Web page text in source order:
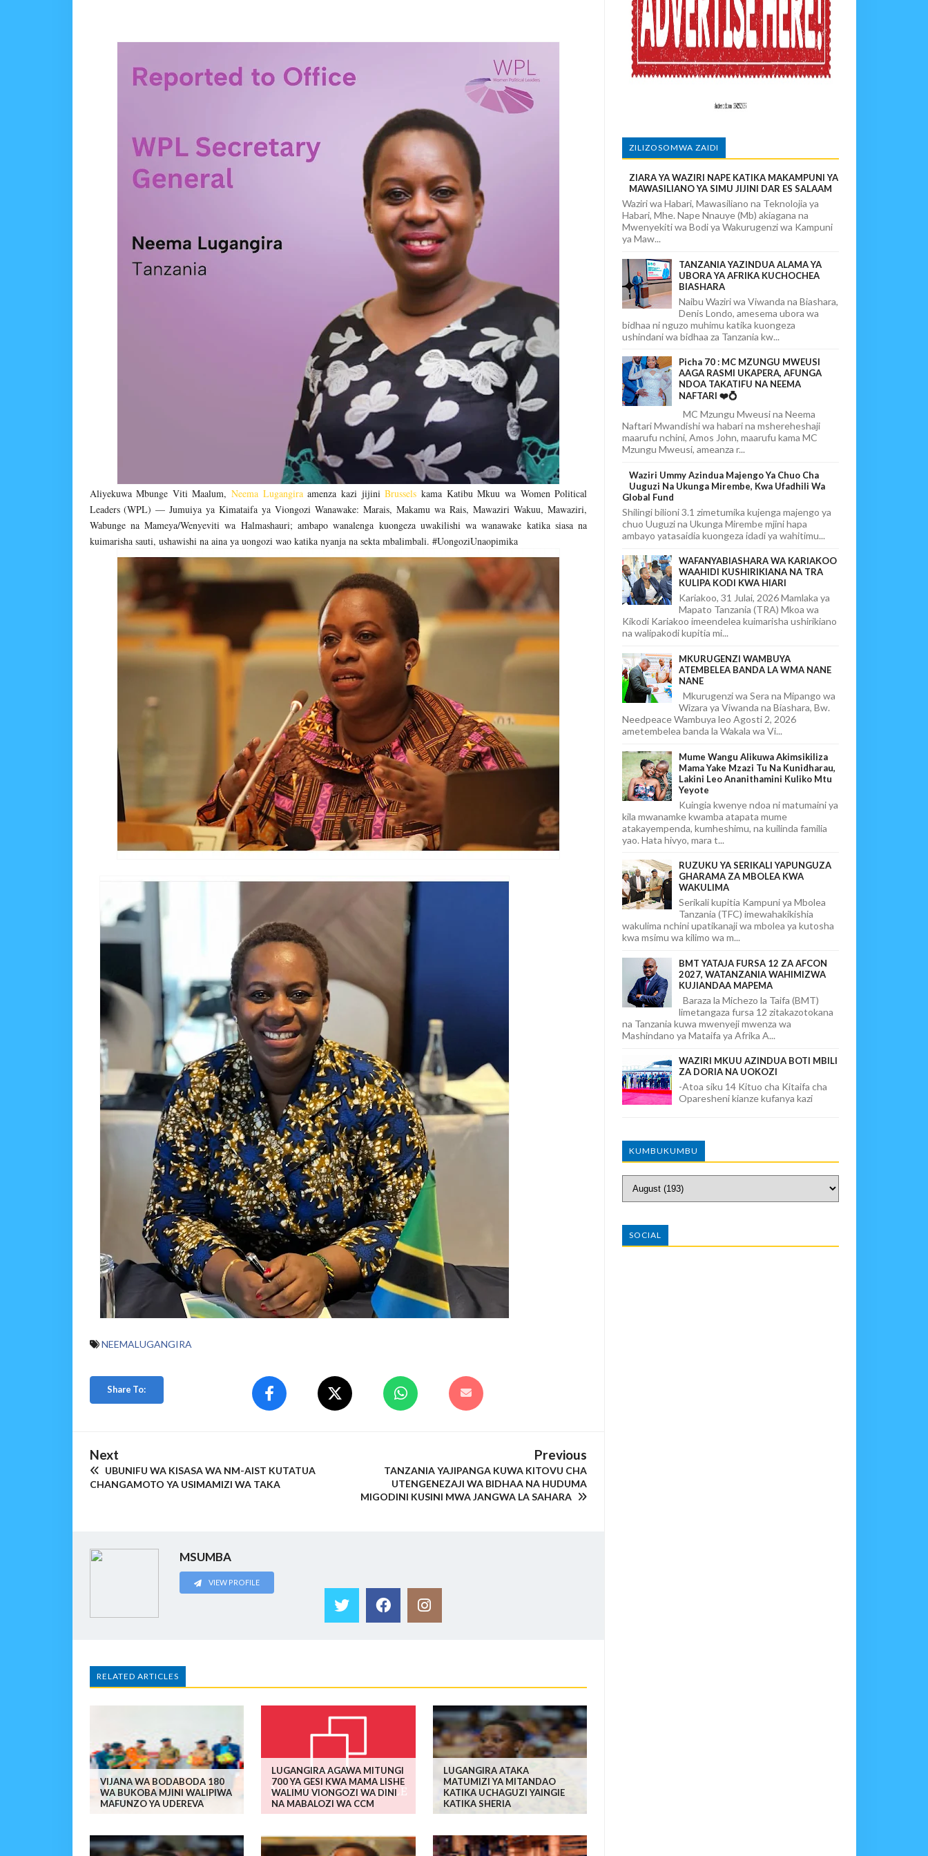
NAIBU WAZIRI MAHUNDI ASHIRIKI MAPOKEZI YA MWAKILISHI WA MWENYEKITI WA UWT TAIFA KATIKA ZIARA YA KIKAZI CHUNYA
WMA YAENDELEA KUTOA ELIMU YA VIPIMO SAHIHI NANENANE DODOMA
Nilitafuta Mtoto Kwa Zaidi Ya Miaka Saba Bila Mafanikio, Mpaka Tiba Ya Asili Iliponiwezesha Kushika Mimba Na Kufuta Machozi Yangu
NAIBU WAZIRI CHANDE ARIDHISHWA NA HUDUMA ZA TADB KWA WAKULIMA
Aug 06 2026
TBS YATOA ELIMU YA UBORA WA BIDHAA KATIKA MAONESHO NANENANE ARUSHA
Aliyekuwa Mbunge Viti Maalum,Neema Lugangiraamenza kazi jijiniBrussels kama Katibu Mkuu wa Women Political
Leaders (WPL) — Jumuiya ya Kimataifa ya Viongozi Wanawake: Marais, Makamu wa Rais, Mawaziri Wakuu, Mawaziri,
Wabunge na Mameya/Wenyeviti wa Halmashauri; ambapo wanalenga kuongeza uwakilishi wa wanawake katika siasa na
kuimarisha sauti, ushawishi na aina ya uongozi wao katika nyanja na sekta mbalimbali. #UongoziUnaopimika
NEEMALUGANGIRA
Share To:
Next
UBUNIFU WA KISASA WA NM-AIST KUTATUA
CHANGAMOTO YA USIMAMIZI WA TAKA
Previous
TANZANIA YAJIPANGA KUWA KITOVU CHA
UTENGENEZAJI WA BIDHAA NA HUDUMA
MIGODINI KUSINI MWA JANGWA LA SAHARA
MSUMBA
VIEW PROFILE
RELATED ARTICLES
VIJANA WA BODABODA 180
WA BUKOBA MJINI WALIPIWA
MAFUNZO YA UDEREVA
LUGANGIRA AGAWA MITUNGI
700 YA GESI KWA MAMA LISHE
WALIMU VIONGOZI WA DINI
NA MABALOZI WA CCM
LUGANGIRA ATAKA
MATUMIZI YA MITANDAO
KATIKA UCHAGUZI YAINGIE
KATIKA SHERIA
ZILIZOSOMWA ZAIDI
ZIARA YA WAZIRI NAPE KATIKA MAKAMPUNI YA
MAWASILIANO YA SIMU JIJINI DAR ES SALAAM
Waziri wa Habari, Mawasiliano na Teknolojia ya
Habari, Mhe. Nape Nnauye (Mb) akiagana na
Mwenyekiti wa Bodi ya Wakurugenzi wa Kampuni
ya Maw...
TANZANIA YAZINDUA ALAMA YA
UBORA YA AFRIKA KUCHOCHEA
BIASHARA
Naibu Waziri wa Viwanda na Biashara,
Denis Londo, amesema ubora wa
bidhaa ni nguzo muhimu katika kuongeza
ushindani wa bidhaa za Tanzania kw...
Picha 70 : MC MZUNGU MWEUSI
AAGA RASMI UKAPERA, AFUNGA
NDOA TAKATIFU NA NEEMA
NAFTARI ❤️💍
MC Mzungu Mweusi na Neema
Naftari Mwandishi wa habari na mshereheshaji
maarufu nchini, Amos John, maarufu kama MC
Mzungu Mweusi, ameanza r...
Waziri Ummy Azindua Majengo Ya Chuo Cha
Uuguzi Na Ukunga Mirembe, Kwa Ufadhili Wa
Global Fund
Shilingi bilioni 3.1 zimetumika kujenga majengo ya
chuo Uuguzi na Ukunga Mirembe mjini hapa
ambayo yatasaidia kuongeza idadi ya wahitimu...
WAFANYABIASHARA WA KARIAKOO
WAAHIDI KUSHIRIKIANA NA TRA
KULIPA KODI KWA HIARI
Kariakoo, 31 Julai, 2026 Mamlaka ya
Mapato Tanzania (TRA) Mkoa wa
Kikodi Kariakoo imeendelea kuimarisha ushirikiano
na walipakodi kupitia mi...
MKURUGENZI WAMBUYA
ATEMBELEA BANDA LA WMA NANE
NANE
Mkurugenzi wa Sera na Mipango wa
Wizara ya Viwanda na Biashara, Bw.
Needpeace Wambuya leo Agosti 2, 2026
ametembelea banda la Wakala wa Vi...
Mume Wangu Alikuwa Akimsikiliza
Mama Yake Mzazi Tu Na Kunidharau,
Lakini Leo Ananithamini Kuliko Mtu
Yeyote
Kuingia kwenye ndoa ni matumaini ya
kila mwanamke kwamba atapata mume
atakayempenda, kumheshimu, na kuilinda familia
yao. Hata hivyo, mara t...
RUZUKU YA SERIKALI YAPUNGUZA
GHARAMA ZA MBOLEA KWA
WAKULIMA
Serikali kupitia Kampuni ya Mbolea
Tanzania (TFC) imewahakikishia
wakulima nchini upatikanaji wa mbolea ya kutosha
kwa msimu wa kilimo wa m...
BMT YATAJA FURSA 12 ZA AFCON
2027, WATANZANIA WAHIMIZWA
KUJIANDAA MAPEMA
Baraza la Michezo la Taifa (BMT)
limetangaza fursa 12 zitakazotokana
na Tanzania kuwa mwenyeji mwenza wa
Mashindano ya Mataifa ya Afrika A...
WAZIRI MKUU AZINDUA BOTI MBILI
ZA DORIA NA UOKOZI
-Atoa siku 14 Kituo cha Kitaifa cha
Oparesheni kianze kufanya kazi
KUMBUKUMBU
SOCIAL